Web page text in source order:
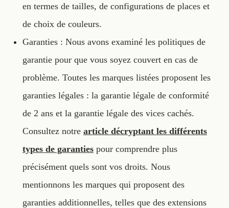
en termes de tailles, de configurations de places et
de choix de couleurs.
Garanties : Nous avons examiné les politiques de
garantie pour que vous soyez couvert en cas de
problème. Toutes les marques listées proposent les
garanties légales : la garantie légale de conformité
de 2 ans et la garantie légale des vices cachés.
Consultez notre article décryptant les différents
types de garanties pour comprendre plus
précisément quels sont vos droits. Nous
mentionnons les marques qui proposent des
garanties additionnelles, telles que des extensions